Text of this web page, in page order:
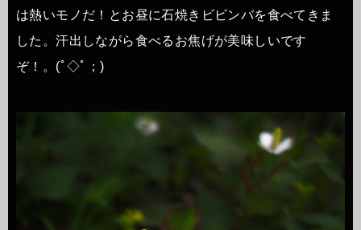
は熱いモノだ！とお昼に石焼きビビンバを食べてきま
した。汗出しながら食べるお焦げが美味しいです
ぞ！。(ﾟ◇ﾟ；)